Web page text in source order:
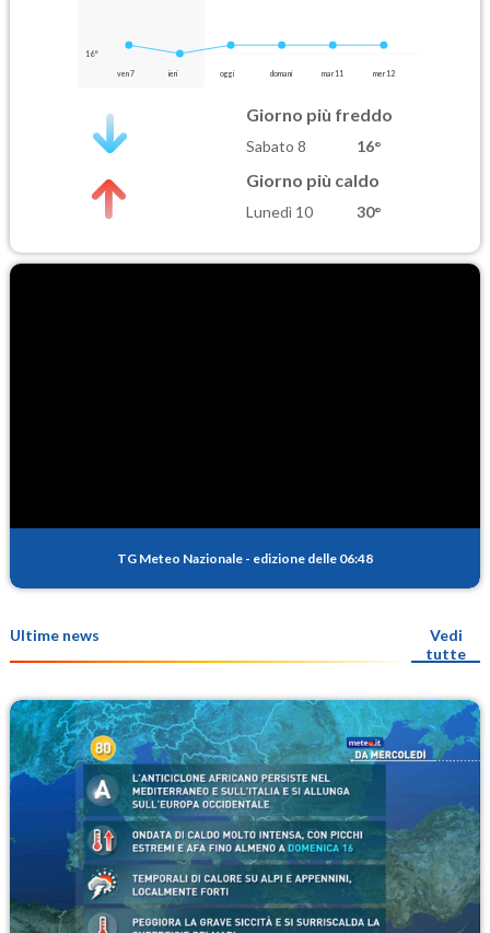
16°
ven 7 ieri oggi domani mar 11 mer 12
Giorno più freddo
Sabato 8 16°
Giorno più caldo
Lunedì 10 30°
TG Meteo Nazionale - edizione delle 06:48
Ultime news
Vedi
tutte